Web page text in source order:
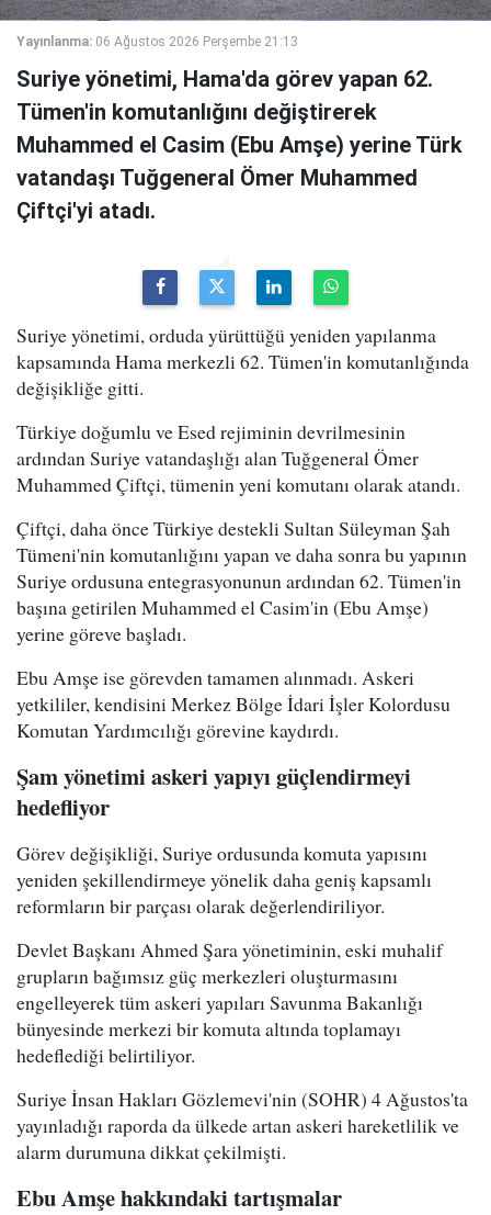
Yayınlanma: 06 Ağustos 2026 Perşembe 21:13
Suriye yönetimi, Hama'da görev yapan 62.
Tümen'in komutanlığını değiştirerek
Muhammed el Casim (Ebu Amşe) yerine Türk
vatandaşı Tuğgeneral Ömer Muhammed
Çiftçi'yi atadı.
Suriye yönetimi, orduda yürüttüğü yeniden yapılanma
kapsamında Hama merkezli 62. Tümen'in komutanlığında
değişikliğe gitti.
Türkiye doğumlu ve Esed rejiminin devrilmesinin
ardından Suriye vatandaşlığı alan Tuğgeneral Ömer
Muhammed Çiftçi, tümenin yeni komutanı olarak atandı.
Çiftçi, daha önce Türkiye destekli Sultan Süleyman Şah
Tümeni'nin komutanlığını yapan ve daha sonra bu yapının
Suriye ordusuna entegrasyonunun ardından 62. Tümen'in
başına getirilen Muhammed el Casim'in (Ebu Amşe)
yerine göreve başladı.
Ebu Amşe ise görevden tamamen alınmadı. Askeri
yetkililer, kendisini Merkez Bölge İdari İşler Kolordusu
Komutan Yardımcılığı görevine kaydırdı.
Şam yönetimi askeri yapıyı güçlendirmeyi
hedefliyor
Görev değişikliği, Suriye ordusunda komuta yapısını
yeniden şekillendirmeye yönelik daha geniş kapsamlı
reformların bir parçası olarak değerlendiriliyor.
Devlet Başkanı Ahmed Şara yönetiminin, eski muhalif
grupların bağımsız güç merkezleri oluşturmasını
engelleyerek tüm askeri yapıları Savunma Bakanlığı
bünyesinde merkezi bir komuta altında toplamayı
hedeflediği belirtiliyor.
Suriye İnsan Hakları Gözlemevi'nin (SOHR) 4 Ağustos'ta
yayınladığı raporda da ülkede artan askeri hareketlilik ve
alarm durumuna dikkat çekilmişti.
Ebu Amşe hakkındaki tartışmalar